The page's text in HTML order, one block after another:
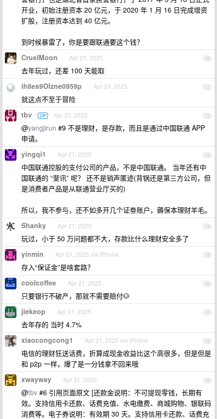
开业，初始注册资本 20 亿元，于 2020 年 1 月 16 日完成增资
扩股，注册资本达到 40 亿元。
到时候暴雷了，你是要跟联通要这个钱？
10
CruelMoon Apr 21, 2025
去年玩过，还差 100 天能取
11
ih8es9OIzne0959p Apr 21, 2025
就这点不至于冒险
12
tbv OP Apr 21, 2025
@yangjirun #9 不是理财，是存款，而且是通过中国联通 APP
申请。
13
yingqi1 Apr 21, 2025
中国联通控股的支付公司的产品，不是中国联通。 当年还有中
国联通的 “斐讯” 呢？ 还不是销声匿迹(背锅还是第三方公司，但
是消费者产品是从联通营业厅买的)
所以，我不参与，还不如多开几个证劵账户，薅保本理财羊毛。
14
Shanky Apr 21, 2025
玩过，小于 50 万问题都不大，存款比什么理财安全多了
15
yinmin Apr 21, 2025 via iPhone
存入“保证金”是啥套路？
16
coolcoffee Apr 21, 2025
只要银行不破产，那就不需要赔付🐶
17
jiekeop Apr 21, 2025
去年存的 当时 4.7%
18
xiaocongcong1 Apr 21, 2025 via iPhone
电信的理财狂送话费，折算成现金收益比这个高很多，但是但是
和 p2p 一样，爆了是一分钱拿不回来哦
19
xwayway Apr 21, 2025
@tbv #6 引用页面原文 [还款金说明：不可提现零钱，长期有
效。支持信用卡还款、话费充值、水电缴费、商城购物、银联码
消费等。电子券说明：有效期 30 天。支持信用卡还款、话费充